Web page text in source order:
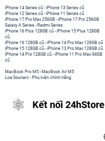
iPhone 14 Series cũ -iPhone 13 Series cũ
iPhone 12 Series cũ -iPhone 11 Series cũ
iPhone 17 Pro Max 256GB -iPhone 17 Pro 256GB
Galaxy A Series - Redmi Series
iPhone 16 Plus 128GB cũ -iPhone 15 Plus 128GB
cũ
iPhone 16 128GB cũ -iPhone 14 Pro Max 128GB cũ
iPhone 15 128GB cũ -iPhone 13 Pro Max 128GB cũ
iPhone 14 Pro 128GB cũ -iPhone 11 Pro Max 64GB
cũ
MacBook Pro M5 - MacBook Air M5
Loa Sounarc - Phụ kiện chính hãng
Kết nối 24hStore